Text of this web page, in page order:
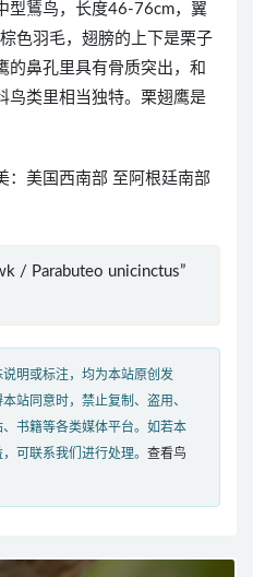
型鵟鸟，长度46-76cm，翼
色羽毛，翅膀的上下是栗子
的鼻孔里具有骨质突出，和
鸟类里相当独特。栗翅鹰是
：美国西南部 至阿根廷南部
/ Parabuteo unicinctus”
明或标注，均为本站原创发
站同意时，禁止复制、盗用、
书籍等各类媒体平台。如若本
可联系我们进行处理。 查看鸟